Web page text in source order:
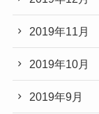
2019年11月
2019年10月
2019年9月